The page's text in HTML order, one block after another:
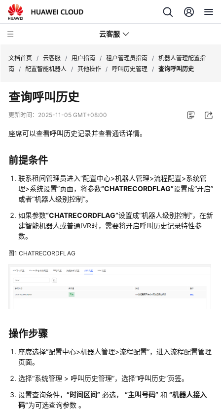
云客服
产
品
介
速
入
门
用
户
指
南
云
南
租
户
管
员
指
文档首页 / 云客服 / 用户指南 / 租户管理员指南 / 机器人管理配置指
南 / 配置智能机器人 / 其他操作 / 呼叫历史管理 / 查询呼叫历史
查询呼叫历史
更新时间： 2025-11-05 GMT+08:00
座席可以查看呼叫历史记录并查看通话详情。
前提条件
联系租间管理员进入“配置中心>机器人管理>流程配置>系统管
理>系统设置”页面，将参数“CHATRECORDFLAG”设置成“开启”
或者“机器人级别控制”。
如果参数“CHATRECORDFLAG”设置成“机器人级别控制”，在新
建智能机器人或普通IVR时，需要将开启呼叫历史记录特性参
数。
图1 CHATRECORDFLAG
操作步骤
座席选择“配置中心>机器人管理>流程配置”，进入流程配置管理
页面。
选择“系统管理 > 呼叫历史管理”，选择“呼叫历史”页签。
设置查询条件， “时间区间” 必选， “主叫号码” 和 “机器人接入
码”为可选查询参数 。